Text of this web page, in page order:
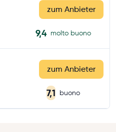
zum Anbieter
9,4 molto buono
zum Anbieter
7,1 buono